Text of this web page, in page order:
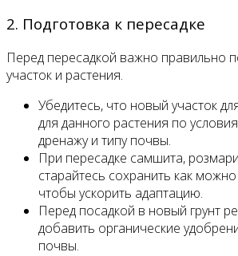
2. Подготовка к пересадке
Перед пересадкой важно правильно
участок и растения.
Убедитесь, что новый участок
для данного растения по
дренажу и типу почвы.
При пересадке самшита,
старайтесь сохранить как
чтобы ускорить адаптацию.
Перед посадкой в новый грунт
добавить органические
почвы.